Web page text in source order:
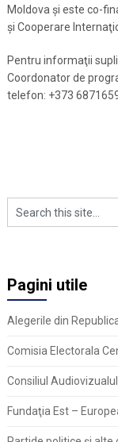
Moldova şi este co-
şi Cooperare
Pentru informaţii
Coordonator de
telefon: +373
Pagini utile
Alegerile din
Comisia Electorala
Consiliul
Fundaţia Est –